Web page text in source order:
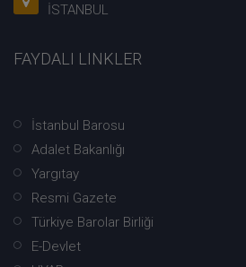
İSTANBUL
FAYDALI LINKLER
İstanbul Barosu
Adalet Bakanlığı
Yargıtay
Resmi Gazete
Türkiye Barolar Birliği
E-Devlet